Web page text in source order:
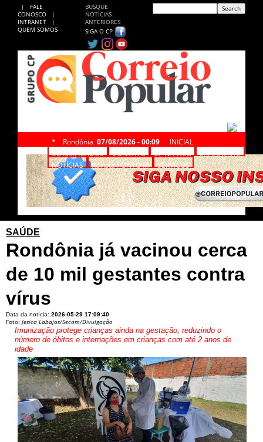
|
FALE
CONOSCO
|
INTRANET
|
QUEM SOMOS
BUSQUE
NOTÍCIAS
ANTERIORES
SIGA O CP
* Rondônia, 07/08/2026 - 00:09
INICIAL
CLASSIFICADOS
CONTATO CP NA WEB
EXPEDIENTE
NOTÍCIAS
Revista PONTO M SERVIÇOS
SAÚDE
Rondônia já vacinou cerca
de 10 mil gestantes contra
vírus
Data da notícia: 2026-05-29 17:09:40
Foto: Jesica Labajos/Secom/Divulgação
Imunização protege crianças ainda na gestação, reduzindo o
número de óbitos e internações em crianças com até 2 anos de
idade